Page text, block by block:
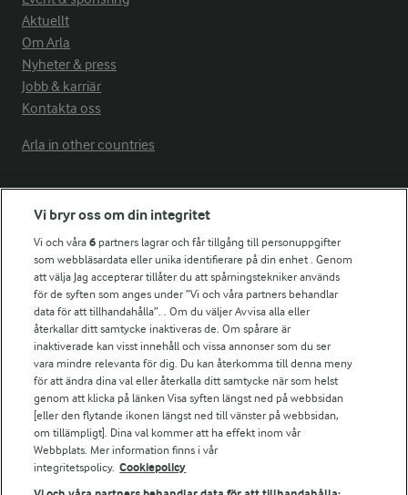
Aktuellt
Om Arla
Nyheter & press
Jobb & karriär
Kontakta oss
Arla in other countries
Fler Arlasajter
För ägare
Arlas kundportal
Arla.com
Falbygdens Ost
Arla webbshop
Bildbank
Följ oss
Vi bryr oss om din integritet
Vi och våra6 partners lagrar och får tillgång till personuppgifter
som webbläsardata eller unika identifierare på din enhet . Genom
att välja Jag accepterar tillåter du att spårningstekniker används
för de syften som anges under ”Vi och våra partners behandlar
data för att tillhandahålla”. . Om du väljer Avvisa alla eller
återkallar ditt samtycke inaktiveras de. Om spårare är
inaktiverade kan visst innehåll och vissa annonser som du ser
vara mindre relevanta för dig. Du kan återkomma till denna meny
för att ändra dina val eller återkalla ditt samtycke när som helst
genom att klicka på länken Visa syften längst ned på webbsidan
[eller den flytande ikonen längst ned till vänster på webbsidan,
om tillämpligt]. Dina val kommer att ha effekt inom vår
Webbplats. Mer information finns i vår
integritetspolicy. Cookiepolicy